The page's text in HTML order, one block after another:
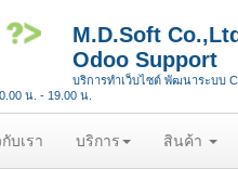
M.D.Soft
Odoo Support
บริการทำเว็บไซต์ พัฒนาระบบ
น. - 19.00 น.
บเรา บริการ สินค้า